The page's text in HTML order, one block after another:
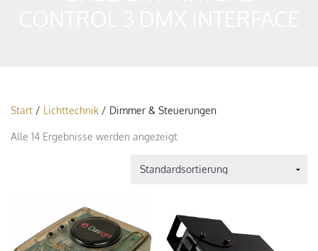
Start / Lichttechnik / Dimmer & Steuerungen
Alle 14 Ergebnisse werden angezeigt